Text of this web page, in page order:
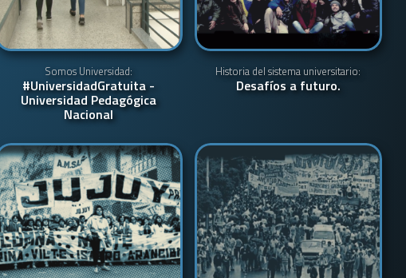
Somos Universidad:
#UniversidadGratuita -
Universidad Pedagógica
Nacional
Historia del sistema universitario:
Desafíos a futuro.